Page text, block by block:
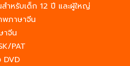
ำหรับเด็ก 12 ปี และผู้ใหญ่
พภาษาจีน
าจีน
PAT
DVD